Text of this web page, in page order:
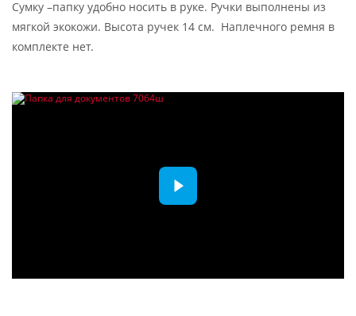
Сумку –папку удобно носить в руке. Ручки выполнены из
мягкой экокожи. Высота ручек 14 см. Наплечного ремня в
комплекте нет.